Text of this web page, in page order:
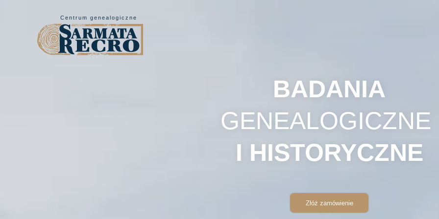
BADANIA
GENEALOGICZNE
I HISTORYCZNE
Złóż zamówienie